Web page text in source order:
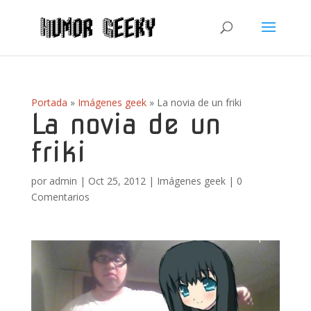
Portada » Imágenes geek» La novia de un friki
La novia de un
friki
por admin | Oct 25, 2012| Imágenes geek| 0
Comentarios